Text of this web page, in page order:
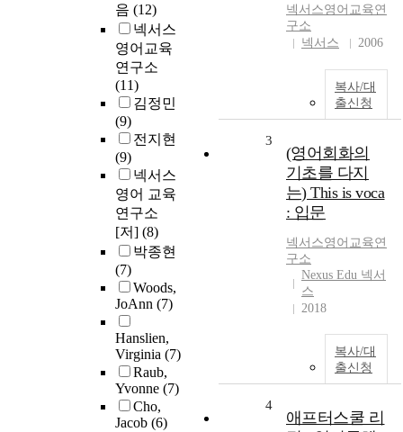
음 (12)
넥서스
영어교육
연구소
(11)
김정민
(9)
전지현
(9)
넥서스
영어 교육
연구소
[저] (8)
박종현
(7)
Woods,
JoAnn (7)
Hanslien,
Virginia (7)
Raub,
Yvonne (7)
Cho,
Jacob (6)
넥서스영어교육연
구소
넥서스
2006
복사/대
출신청
3
(영어회화의
기초를 다지
는) This is voca
: 입문
넥서스영어교육연
구소
Nexus Edu 넥서
스
2018
복사/대
출신청
4
애프터스쿨 리